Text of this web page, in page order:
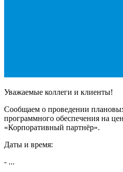
Уважаемые коллеги и клиенты!
Сообщаем о проведении
программного обеспечения на
«Корпоративный партнёр».
Даты и время:
- ...